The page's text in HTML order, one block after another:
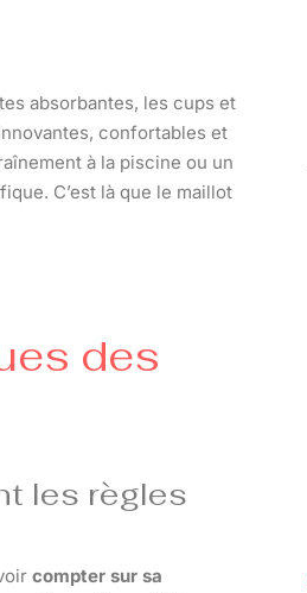
absorbantes, les cups et
confortables et
à la piscine ou un
C’est là que le maillot
des
les règles
compter sur sa